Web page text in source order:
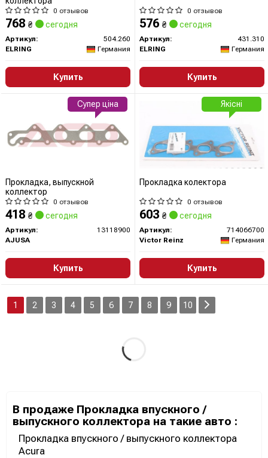
0 отзывов
768 ₴ сегодня
Артикул:
504.260
ELRING
Германия
Купить
0 отзывов
576 ₴ сегодня
Артикул:
431.310
ELRING
Германия
Купить
Прокладка, выпускной
коллектор
0 отзывов
418 ₴ сегодня
Артикул:
13118900
AJUSA
Купить
Супер ціна
Прокладка колектора
0 отзывов
603 ₴ сегодня
Артикул:
714066700
Victor Reinz
Германия
Купить
Якісні
1 2 3 4 5 6 7 8 9 10
В продаже Прокладка впускного /
выпускного коллектора на такие авто :
Прокладка впускного / выпускного коллектора
Acura